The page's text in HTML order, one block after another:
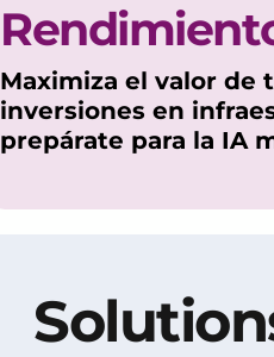
Maximiza el valor de
inversiones en
prepárate para la IA